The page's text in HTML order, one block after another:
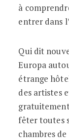
à
entrer dans
Qui dit
Europa
étrange
des artistes
fêter toutes
chambres